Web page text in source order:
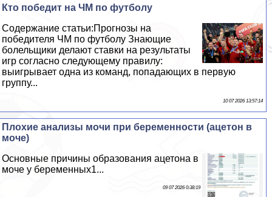
Кто победит на ЧМ по футболу
Содержание статьи:Прогнозы на
победителя ЧМ по футболу Знающие
болельщики делают ставки на результаты
игр согласно следующему правилу:
выигрывает одна из комaнд, попадающих в первую
группу...
10 07 2026 13:57:14
Плохие анализы мочи при беременности (ацетон в
моче)
Основные причины образования ацетона в
моче у беременных1...
09 07 2026 0:38:19